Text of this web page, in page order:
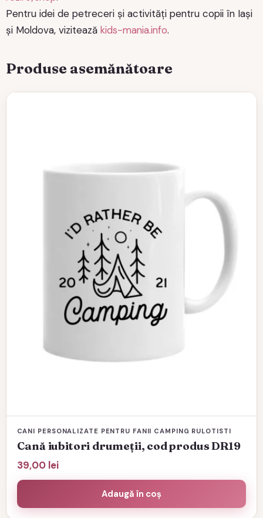
Pentru idei de petreceri și activități pentru copii în Iași
și Moldova, vizitează kids-mania.info.
Produse asemănătoare
CANI PERSONALIZATE PENTRU FANII CAMPING RULOTISTI
Cană iubitori drumeții, cod produs DR19
39,00 lei
Adaugă în coș